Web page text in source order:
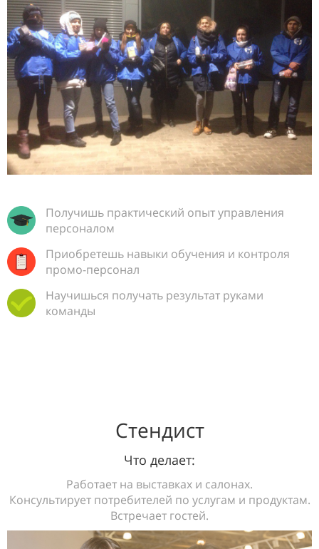
Получишь практический опыт управления
персоналом
Приобретешь навыки обучения и контроля
промо-персонал
Научишься получать результат руками
команды
Стендист
Что делает:
Работает на выставках и салонах.
Консультирует потребителей по услугам и продуктам.
Встречает гостей.